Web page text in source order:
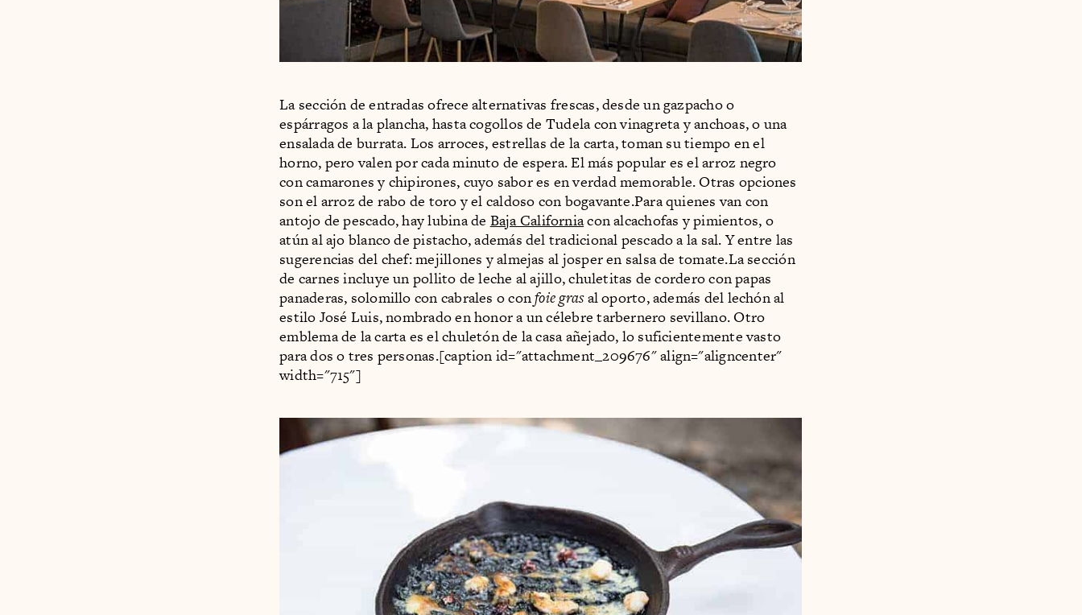
La sección de entradas ofrece alternativas frescas, desde un gazpacho o
espárragos a la plancha, hasta cogollos de Tudela con vinagreta y anchoas, o una
ensalada de burrata. Los arroces, estrellas de la carta, toman su tiempo en el
horno, pero valen por cada minuto de espera. El más popular es el arroz negro
con camarones y chipirones, cuyo sabor es en verdad memorable. Otras opciones
son el arroz de rabo de toro y el caldoso con bogavante.Para quienes van con
antojo de pescado, hay lubina de Baja Californiacon alcachofas y pimientos, o
atún al ajo blanco de pistacho, además del tradicional pescado a la sal. Y entre las
sugerencias del chef: mejillones y almejas al josper en salsa de tomate.La sección
de carnes incluye un pollito de leche al ajillo, chuletitas de cordero con papas
panaderas, solomillo con cabrales o confoie grasal oporto, además del lechón al
estilo José Luis, nombrado en honor a un célebre tarbernero sevillano. Otro
emblema de la carta es el chuletón de la casa añejado, lo suficientemente vasto
para dos o tres personas.[caption id="attachment_209676" align="aligncenter"
width="715"]